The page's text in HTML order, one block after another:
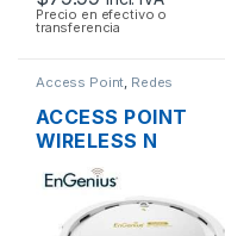
Precio en efectivo o
transferencia
Access Point, Redes
ACCESS POINT
WIRELESS N
ENGENIUS EAP300
2.4GHZ 300MBPS +